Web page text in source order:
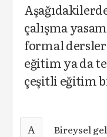
çalışma
formal
eğitim ya da
çeşitli eğitim
A Bireysel